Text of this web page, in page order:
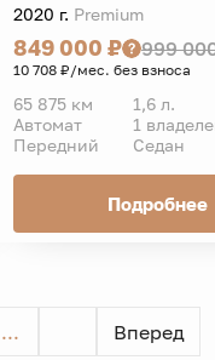
2020 г. Premium
849 000 ₽ 999
10 708 ₽/мес. без взноса
65 875 км 1,6 л.
Автомат
1
Передний
Седан
Подробнее
... Вперед